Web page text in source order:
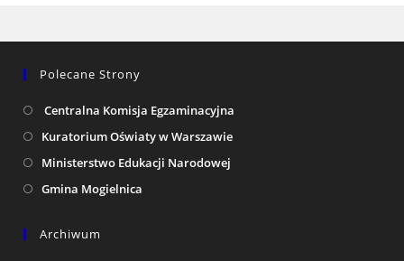
Polecane Strony
Centralna Komisja Egzaminacyjna
Kuratorium Oświaty w Warszawie
Ministerstwo Edukacji Narodowej
Gmina Mogielnica
Archiwum